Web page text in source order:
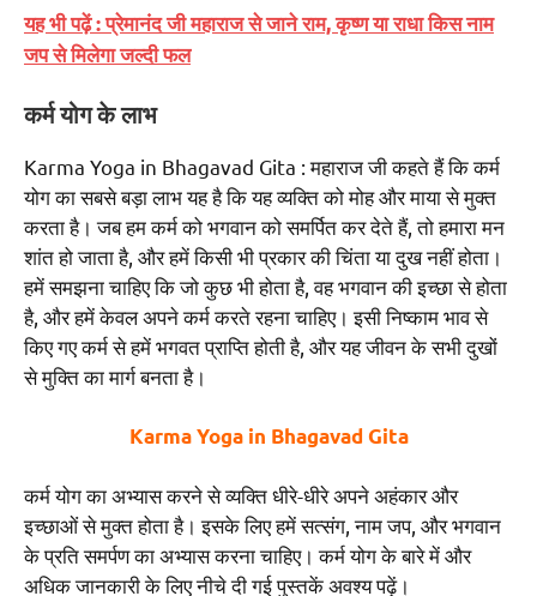
यह भी पढ़ें : प्रेमानंद जी महाराज से जाने राम, कृष्ण या राधा किस नाम
जप से मिलेगा जल्दी फल
कर्म योग के लाभ
Karma Yoga in Bhagavad Gita : महाराज जी कहते हैं कि कर्म
योग का सबसे बड़ा लाभ यह है कि यह व्यक्ति को मोह और माया से मुक्त
करता है। जब हम कर्म को भगवान को समर्पित कर देते हैं, तो हमारा मन
शांत हो जाता है, और हमें किसी भी प्रकार की चिंता या दुख नहीं होता।
हमें समझना चाहिए कि जो कुछ भी होता है, वह भगवान की इच्छा से होता
है, और हमें केवल अपने कर्म करते रहना चाहिए। इसी निष्काम भाव से
किए गए कर्म से हमें भगवत प्राप्ति होती है, और यह जीवन के सभी दुखों
से मुक्ति का मार्ग बनता है।
Karma Yoga in Bhagavad Gita
कर्म योग का अभ्यास करने से व्यक्ति धीरे-धीरे अपने अहंकार और
इच्छाओं से मुक्त होता है। इसके लिए हमें सत्संग, नाम जप, और भगवान
के प्रति समर्पण का अभ्यास करना चाहिए। कर्म योग के बारे में और
अधिक जानकारी के लिए नीचे दी गई पुस्तकें अवश्य पढ़ें।